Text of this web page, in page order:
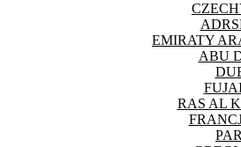
EMIRATY
ABU
RAS AL